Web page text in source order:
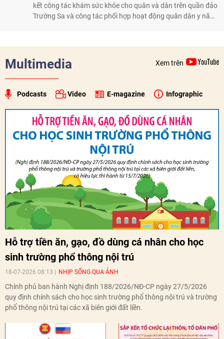
kết công tác khám sức khỏe cho quân và dân trên quần đảo
Trường Sa và công tác phối hợp hoạt động quân dân y năm
cấp thuốc, điều trị cho cán bộ, chiến sĩ và nhân dân trên
quần đảo.
Multimedia Xem trên
Podcasts Video E-magazine Infographic
Hỗ trợ tiền ăn, gạo, đồ dùng cá nhân cho học
sinh trường phổ thông nội trú
18-07-2026 08:13 NHỊP SỐNG QUA ẢNH
Chính phủ ban hành Nghị định 188/2026/NĐ-CP ngày 27/5/2026
quy định chính sách cho học sinh trường phổ thông nội trú và trường
phổ thông nội trú tại các xã biên giới đất liền.